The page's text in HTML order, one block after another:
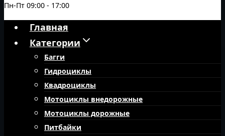
Пн-Пт 09:00 - 17:00
Главная
Категории
Багги
Гидроциклы
Квадроциклы
Мотоциклы внедорожные
Мотоциклы дорожные
Питбайки